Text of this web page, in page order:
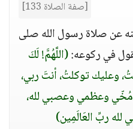
[صفة الصلاة 133]
عن صلاة رسول الله صلى
في ركوعه:(اللَّهُمَّ! لَكَ
وعليك توكلتُ، أنتَ ربي،
وعظمي وعصبي لله،
ربِّ العَالَمِين)